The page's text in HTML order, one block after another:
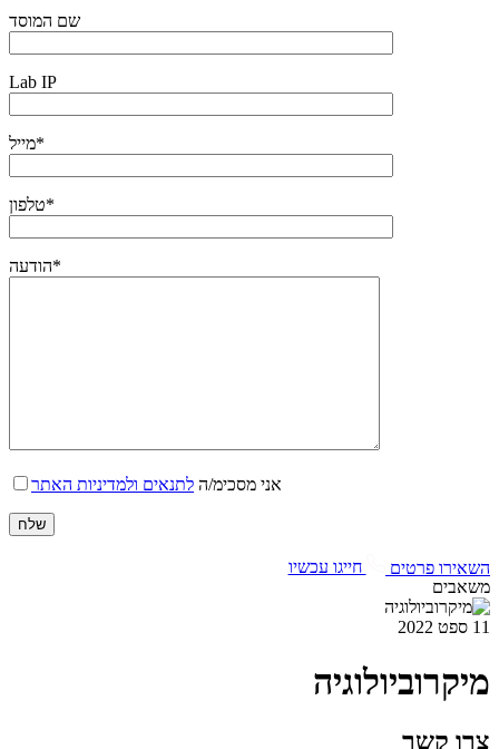
שם המוסד
Lab IP
מייל*
טלפון*
הודעה*
אני מסכימ/ה לתנאים ולמדיניות האתר
השאירו פרטים
חייגו עכשיו
משאבים
11 ספט 2022
מיקרוביולוגיה
צרו קשר